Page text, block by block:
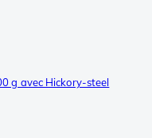
g avec Hickory-steel